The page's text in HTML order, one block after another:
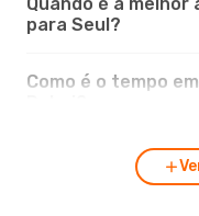
para Seul?
Como é o tempo